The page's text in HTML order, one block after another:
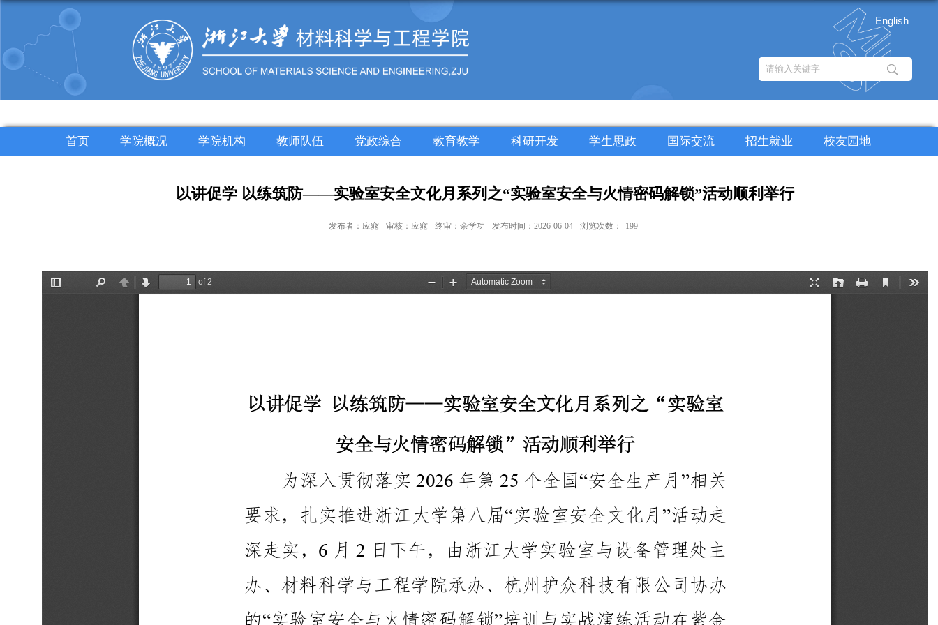
English
首页 学院概况 学院机构 教师队伍 党政综合 教育教学 科研开发 学生思政 国际交流 招生就业 校友园地
以讲促学 以练筑防——实验室安全文化月系列之“实验室安全与火情密码解锁”活动顺利举行
发布者：应窕 审核：应窕 终审：余学功 发布时间：2026-06-04 浏览次数： 199